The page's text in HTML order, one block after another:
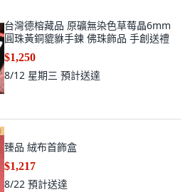
台灣德榕藏品 原礦無染色草莓晶6mm
圓珠黃銅貔貅手鍊 佛珠飾品 手創送禮
$1,250
8/12 星期三 預計送達
臻品 絨布首飾盒
$1,217
8/22 預計送達